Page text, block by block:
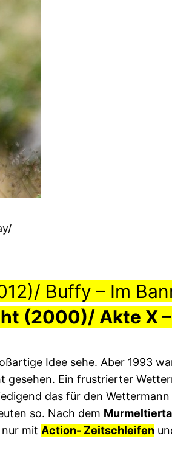
Buffy – Im
(2000)/ Akte X
Idee sehe. Aber 1993
gesehen. Ein frustrierter
das für den
so. Nach dem
mit Action- Zeitschleifen